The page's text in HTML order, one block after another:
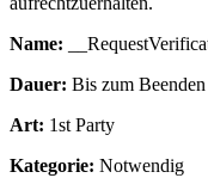
Name:
Dauer: Bis zum
Art: 1st Party
Kategorie: Notwendig